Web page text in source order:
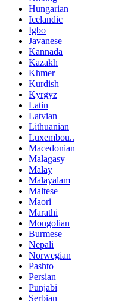
Hungarian
Icelandic
Igbo
Javanese
Kannada
Kazakh
Khmer
Kurdish
Kyrgyz
Latin
Latvian
Lithuanian
Luxembou..
Macedonian
Malagasy
Malay
Malayalam
Maltese
Maori
Marathi
Mongolian
Burmese
Nepali
Norwegian
Pashto
Persian
Punjabi
Serbian